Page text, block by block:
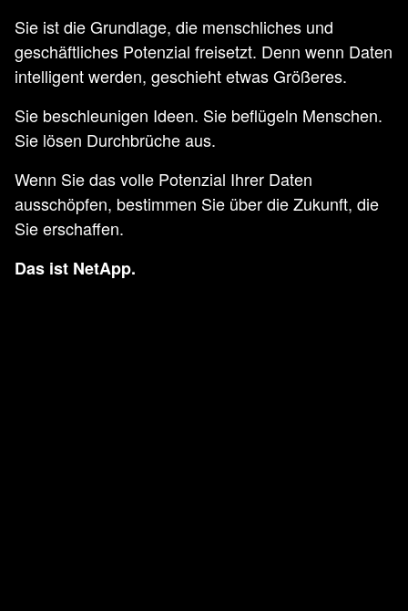
Sie ist die Grundlage, die menschliches und
geschäftliches Potenzial freisetzt. Denn wenn Daten
intelligent werden, geschieht etwas Größeres.
Sie beschleunigen Ideen. Sie beflügeln Menschen.
Sie lösen Durchbrüche aus.
Wenn Sie das volle Potenzial Ihrer Daten
ausschöpfen, bestimmen Sie über die Zukunft, die
Sie erschaffen.
Das ist NetApp.